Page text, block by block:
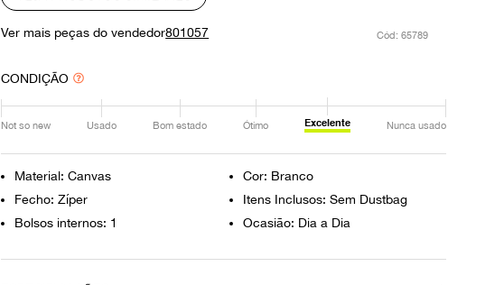
Ver mais peças do vendedor801057 : 65789
CONDIÇÃO
Not so new Usado Bom estado Ótimo Excelente Nunca usado
Material: Canvas
Cor: Branco
Fecho: Zíper
Itens Inclusos: Sem Dustbag
Bolsos internos: 1
Ocasião: Dia a Dia